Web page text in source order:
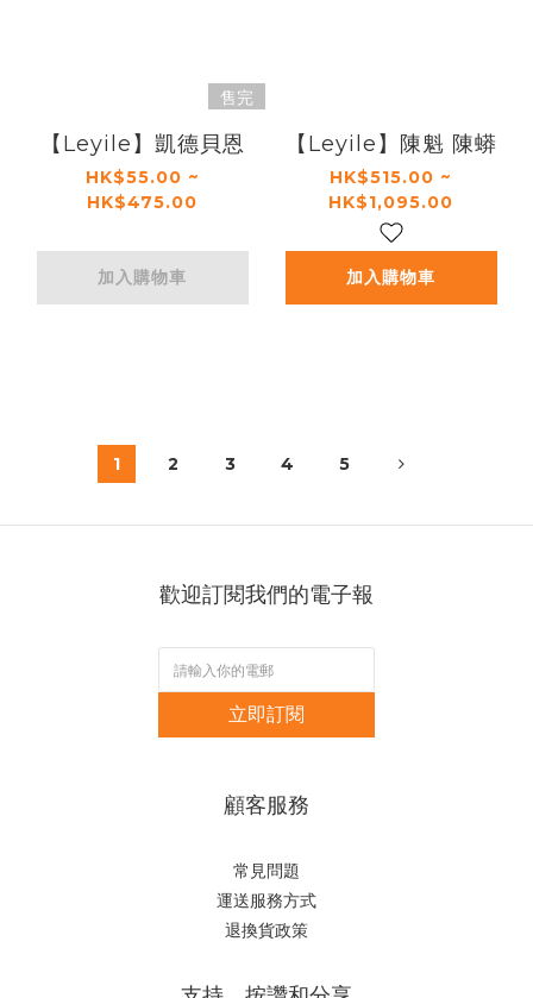
售完
【Leyile】凱德貝恩
HK$55.00 ~
HK$475.00
加入購物車
【Leyile】陳魁 陳蟒
HK$515.00 ~
HK$1,095.00
加入購物車
1 2 3 4 5
歡迎訂閱我們的電子報
立即訂閱
顧客服務
常見問題
運送服務方式
退換貨政策